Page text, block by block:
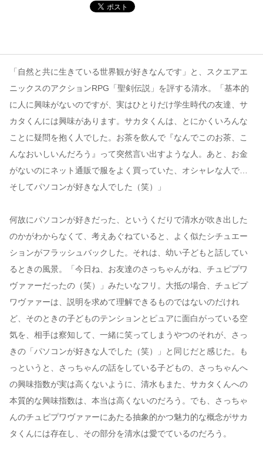
「自然と共に生きている世界観が好きなんです」と、スクエアエ
ニックスのアクションRPG「聖剣伝説」を評する清水。「基本的
に人に興味がないのですが、実はひとりだけ学生時代の友達、サ
カタくんには興味があります。サカタくんは、とにかくいろんな
ことに疑問を抱く人でした。お茶を飲んで『なんでこのお茶、こ
んなおいしいんだろう』って突然言い出すような人。あと、お金
がないのにネット通販で服をよく買っていた、オシャレな人で…
そしてパソコンが好きな人でした（笑）」
何故にパソコンが好きだった、というくだりで清水が吹き出した
のかがわからなくて、考えあぐねていると、よく似たシチュエー
ションがフラッシュバックした。それは、幼い子どもと話してい
るときの風景。「今日ね、お友達のさっちゃんがね、チュピプワ
ヴァァーだったの（笑）」みたいなフリ。大抵の場合、チュピプ
ワヴァァーは、説明を求めて理解できるものではないのだけれ
ど、そのときの子どものテンションとピュアに面白がっている空
気を、相手は察知して、一緒に笑ってしまうやつのそれが、さっ
きの「パソコンが好きな人でした（笑）」と同じだと感じた。も
っというと、さっちゃんの話をしている子どもの、さっちゃんへ
の興味指数が実は高くないように、清水もまた、サカタくんへの
本質的な興味指数は、本当は高くないのだろう。でも、さっちゃ
んのチュピプワヴァァーにあたる抽象的かつ魅力的な概念がサカ
タくんには存在し、その部分を清水は愛でているのだろう。